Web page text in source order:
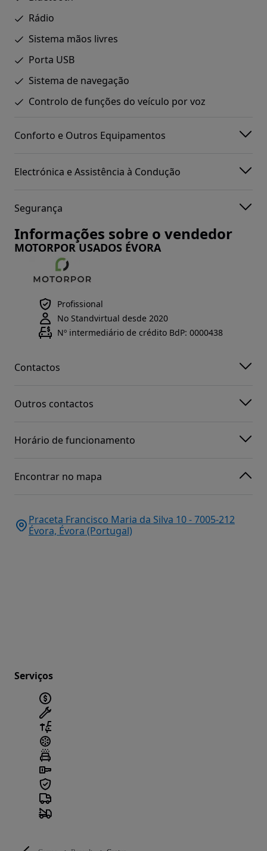
Rádio
Sistema mãos livres
Porta USB
Sistema de navegação
Controlo de funções do veículo por voz
Conforto e Outros Equipamentos
Electrónica e Assistência à Condução
Segurança
Informações sobre o vendedor
MOTORPOR USADOS ÉVORA
Profissional
No Standvirtual desde 2020
Nº intermediário de crédito BdP: 0000438
Contactos
Outros contactos
Horário de funcionamento
Encontrar no mapa
Praceta Francisco Maria da Silva 10 - 7005-212
Évora, Évora (Portugal)
Serviços